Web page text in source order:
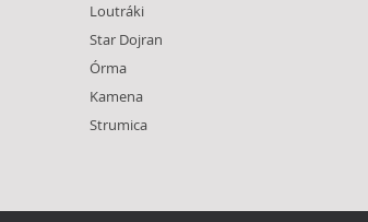
Loutráki
Star Dojran
Órma
Kamena
Strumica